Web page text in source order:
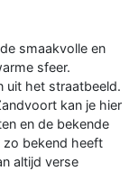
smaakvolle en
sfeer.
uit het straatbeeld.
kan je hier
en de bekende
zo bekend heeft
altijd verse